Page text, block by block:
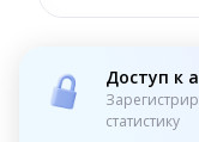
Доступ к
статистику